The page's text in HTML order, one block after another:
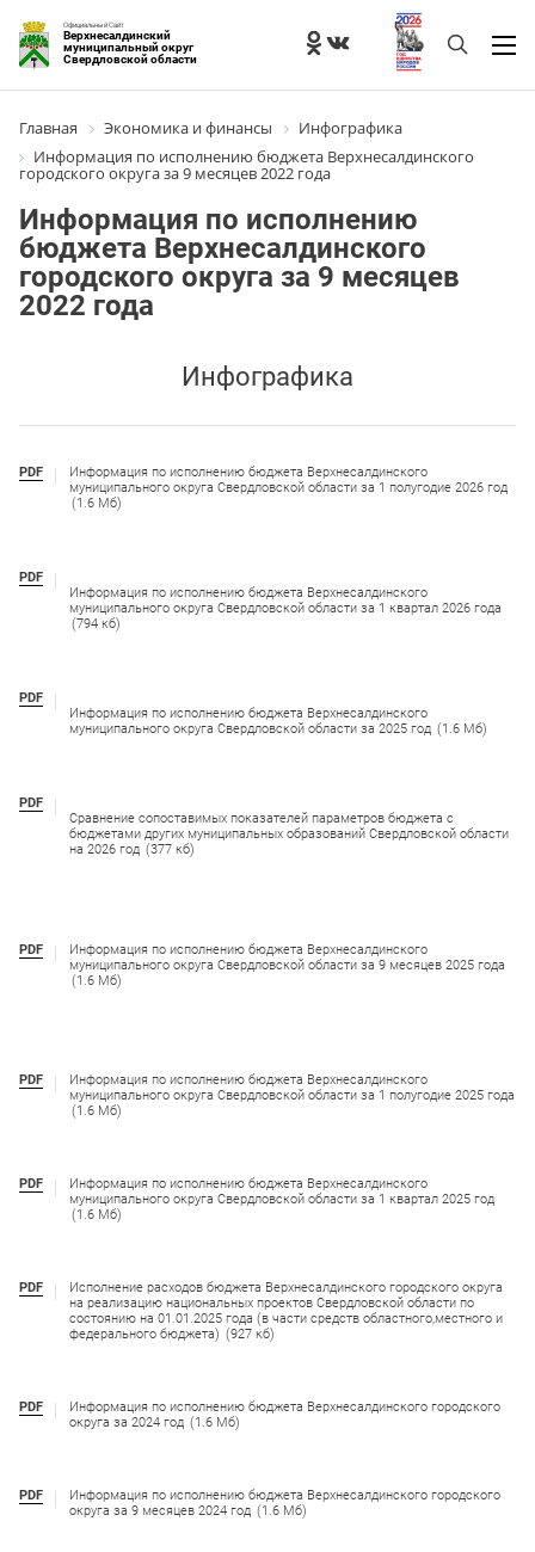
Официальный Сайт
Верхнесалдинский
муниципальный округ
Свердловской области
Главная Экономика и финансы
Инфографика
Информация по исполнению бюджета Верхнесалдинского
городского округа за 9 месяцев 2022 года
Информация по исполнению
бюджета Верхнесалдинского
городского округа за 9 месяцев
2022 года
Инфографика
PDF
Информация по исполнению бюджета Верхнесалдинского
муниципального округа Свердловской области за 1 полугодие 2026 год
(1.6 Мб)
PDF
Информация по исполнению бюджета Верхнесалдинского
муниципального округа Свердловской области за 1 квартал 2026 года
(794 кб)
PDF
Информация по исполнению бюджета Верхнесалдинского
муниципального округа Свердловской области за 2025 год (1.6 Мб)
PDF
Сравнение сопоставимых показателей параметров бюджета с
бюджетами других муниципальных образований Свердловской области
на 2026 год (377 кб)
PDF
Информация по исполнению бюджета Верхнесалдинского
муниципального округа Свердловской области за 9 месяцев 2025 года
(1.6 Мб)
PDF
Информация по исполнению бюджета Верхнесалдинского
муниципального округа Свердловской области за 1 полугодие 2025 года
(1.6 Мб)
PDF
Информация по исполнению бюджета Верхнесалдинского
муниципального округа Свердловской области за 1 квартал 2025 год
(1.6 Мб)
PDF
Исполнение расходов бюджета Верхнесалдинского городского округа
на реализацию национальных проектов Свердловской области по
состоянию на 01.01.2025 года (в части средств областного,местного и
федерального бюджета) (927 кб)
PDF
Информация по исполнению бюджета Верхнесалдинского городского
округа за 2024 год (1.6 Мб)
PDF
Информация по исполнению бюджета Верхнесалдинского городского
округа за 9 месяцев 2024 год (1.6 Мб)